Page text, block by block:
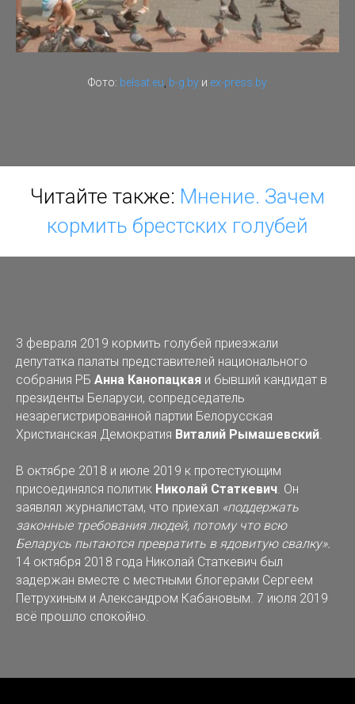
Фото: belsat.eu b-g.by и ex-press.by
Читайте также: Мнение. Зачем
кормить брестских голубей
3 февраля 2019 кормить голубей приезжали
депутатка палаты представителей национального
собрания РБ Анна Канопацкая и бывший кандидат в
президенты Беларуси, сопредседатель
незарегистрированной партии Белорусская
Христианская Демократия Виталий Рымашевский
В октябре 2018 и июле 2019 к протестующим
присоединялся политик Николай Статкевич . Он
заявлял журналистам, что приехал «поддержать
законные требования людей, потому что всю
Беларусь пытаются превратить в ядовитую свалку».
14 октября 2018 года Николай Статкевич был
задержан вместе с местными блогерами Сергеем
Петрухиным и Александром Кабановым. 7 июля 2019
всё прошло спокойно.